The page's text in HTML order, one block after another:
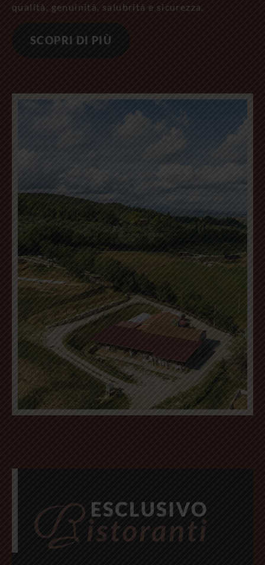
qualità, genuinità, salubrità e sicurezza.
SCOPRI DI PIÙ